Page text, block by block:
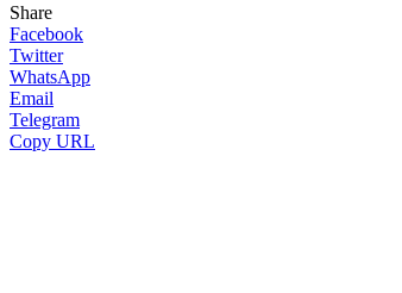
Share
Facebook
Twitter
WhatsApp
Email
Telegram
Copy URL